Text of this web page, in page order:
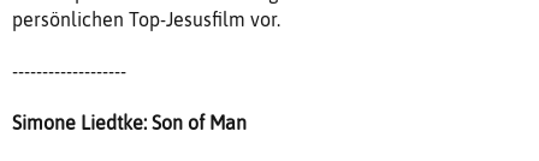
persönlichen Top-Jesusfilm vor.
-------------------
Simone Liedtke: Son of Man